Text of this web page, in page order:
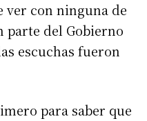
ver con ninguna de
parte del Gobierno
escuchas fueron
para saber que